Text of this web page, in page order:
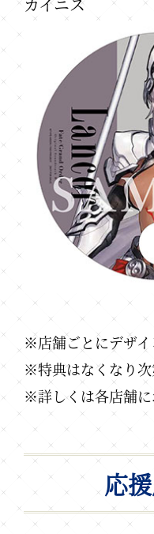
※店舗ごとにデザイ
※特典はなくなり次
※詳しくは各店舗に
応